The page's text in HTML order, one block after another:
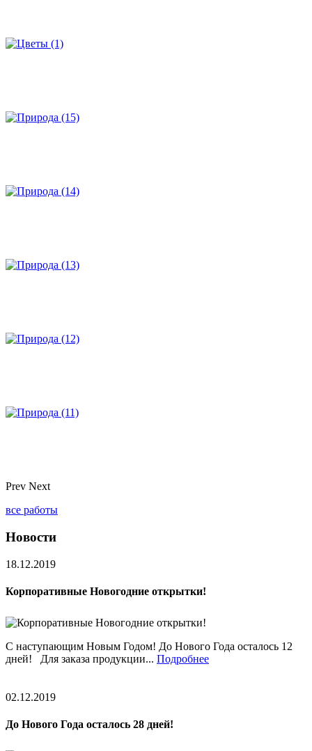
Prev Next
все работы
Новости
18.12.2019
Корпоративные Новогодние открытки!
С наступающим Новым Годом! До Нового Года осталось 12
дней! Для заказа продукции... Подробнее
02.12.2019
До Нового Года осталось 28 дней!